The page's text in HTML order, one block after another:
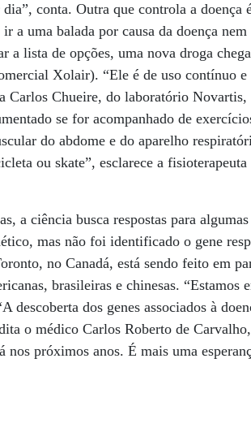
conta. Outra que controla a doença
a uma balada por causa da doença
a lista de opções, uma nova droga
Xolair). “Ele é de uso contínuo e
Carlos Chueire, do laboratório
se for acompanhado de
do abdome e do aparelho
ou skate”, esclarece a
a ciência busca respostas para
mas não foi identificado o gene
no Canadá, está sendo feito em
brasileiras e chinesas. “Estamos
dos genes associados à
o médico Carlos Roberto de
próximos anos. É mais uma